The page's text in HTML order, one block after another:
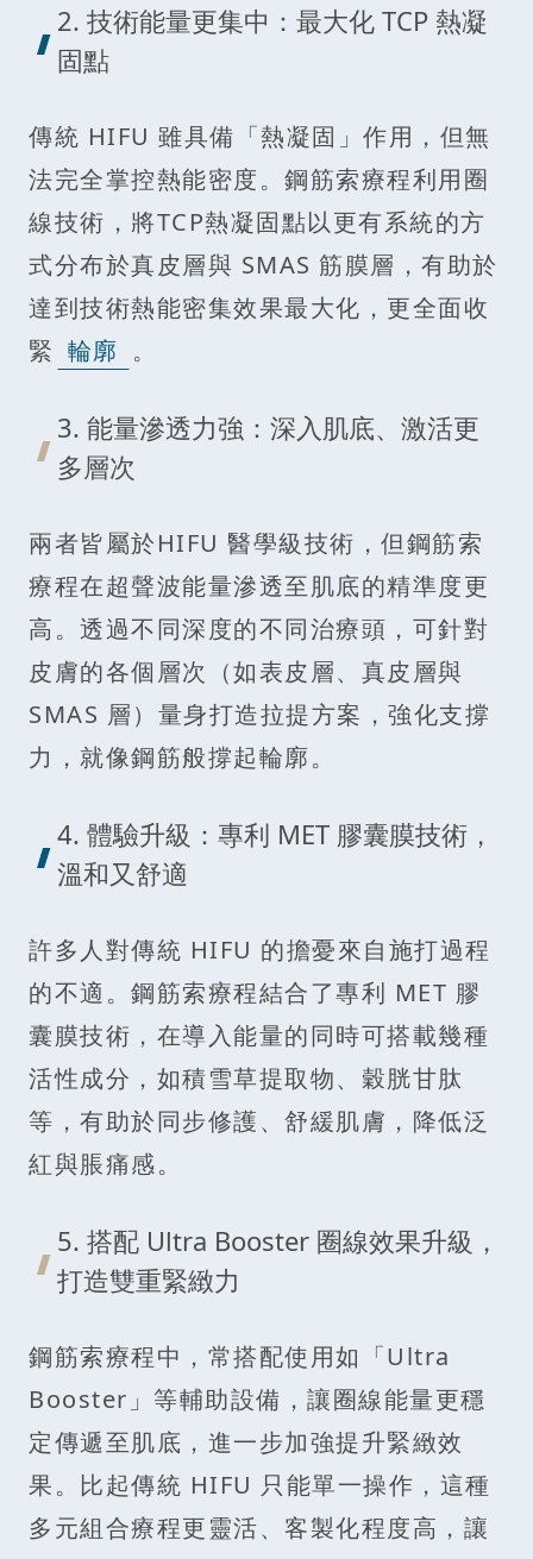
2. 技術能量更集中：最大化 TCP 熱凝
固點
傳統 HIFU 雖具備「熱凝固」作用，但無
法完全掌控熱能密度。鋼筋索療程利用圈
線技術，將TCP熱凝固點以更有系統的方
式分布於真皮層與 SMAS 筋膜層，有助於
達到技術熱能密集效果最大化，更全面收
緊 輪廓 。
3. 能量滲透力強：深入肌底、激活更
多層次
兩者皆屬於HIFU 醫學級技術，但鋼筋索
療程在超聲波能量滲透至肌底的精準度更
高。透過不同深度的不同治療頭，可針對
皮膚的各個層次（如表皮層、真皮層與
SMAS 層）量身打造拉提方案，強化支撐
力，就像鋼筋般撐起輪廓。
4. 體驗升級：專利 MET 膠囊膜技術，
溫和又舒適
許多人對傳統 HIFU 的擔憂來自施打過程
的不適。鋼筋索療程結合了專利 MET 膠
囊膜技術，在導入能量的同時可搭載幾種
活性成分，如積雪草提取物、穀胱甘肽
等，有助於同步修護、舒緩肌膚，降低泛
紅與脹痛感。
5. 搭配 Ultra Booster 圈線效果升級，
打造雙重緊緻力
鋼筋索療程中，常搭配使用如「Ultra
Booster」等輔助設備，讓圈線能量更穩
定傳遞至肌底，進一步加強提升緊緻效
果。比起傳統 HIFU 只能單一操作，這種
多元組合療程更靈活、客製化程度高，讓